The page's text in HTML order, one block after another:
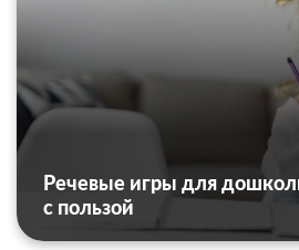
Речевые игры для
с пользой